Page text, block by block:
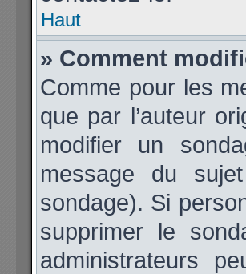
Haut
» Comment
Comme pour les
que par l’auteur
modifier un
message du
sondage). Si
supprimer le
administrateurs